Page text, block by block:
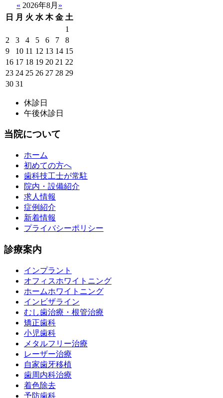
« 2026年8月 »
日
月 火 水 木 金 土
1
2
3 4 5 6 7
8
9
10 11 12 13 14 15
16 17 18 19 20 21 22
23 24 25 26 27 28 29
30 31
休診日
午後休診日
当院について
ホーム
初めての方へ
歯科技工士が常駐
院内・設備紹介
求人情報
症例紹介
新着情報
プライバシーポリシー
診療案内
インプラント
オフィスホワイトニング
ホームホワイトニング
インビザライン
むし歯治療・根管治療
矯正歯科
小児歯科
メタルフリー治療
レーザー治療
自家歯牙移植
歯周内科治療
着色除去
予防歯科